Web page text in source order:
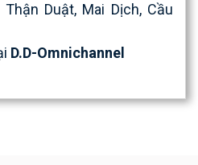
Duật, Mai Dịch, Cầu
D.D-Omnichannel